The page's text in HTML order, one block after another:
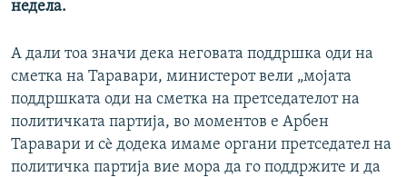
недела.
А дали тоа значи дека неговата поддршка оди на
сметка на Таравари, министерот вели „мојата
поддршката оди на сметка на претседателот на
политичката партија, во моментов е Арбен
Таравари и сè додека имаме органи претседател на
политичка партија вие мора да го поддржите и да